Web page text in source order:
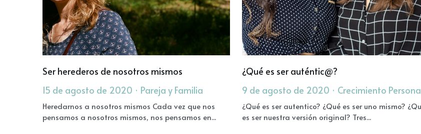
15 de agosto de 2020
Pareja y Familia
Heredarnos a nosotros mismos Cada vez que nos
9 de agosto de 2020· Crecimiento Personal
¿Qué es ser autentico? ¿Qué es ser uno mismo? ¿Qué